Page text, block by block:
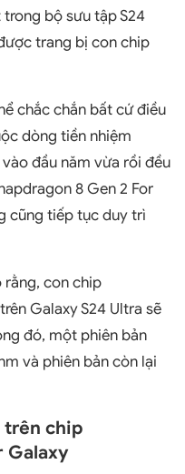
bộ sưu tập S24
trang bị con chip
chắc chắn bất cứ điều
dòng tiền nhiệm
đầu năm vừa rồi đều
8 Gen 2 For
cũng tiếp tục duy trì
rằng, con chip
Galaxy S24 Ultra sẽ
đó, một phiên bản
và phiên bản còn lại
trên chip
Galaxy